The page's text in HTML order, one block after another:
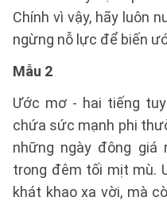
Chính vì vậy, hãy luôn
ngừng nỗ lực để biến
Mẫu 2
Ước mơ - hai tiếng
chứa sức mạnh phi
những ngày đông giá
trong đêm tối mịt mù.
khát khao xa vời, mà